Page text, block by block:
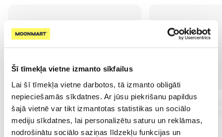
Šī tīmekļa vietne izmanto sīkfailus
Lai šī tīmekļa vietne darbotos, tā izmanto obligāti
nepieciešamās sīkdatnes. Ar jūsu piekrišanu papildus
šajā vietnē var tikt izmantotas statistikas un sociālo
mediju sīkdatnes, lai personalizētu saturu un reklāmas,
nodrošinātu sociālo saziņas līdzekļu funkcijas un